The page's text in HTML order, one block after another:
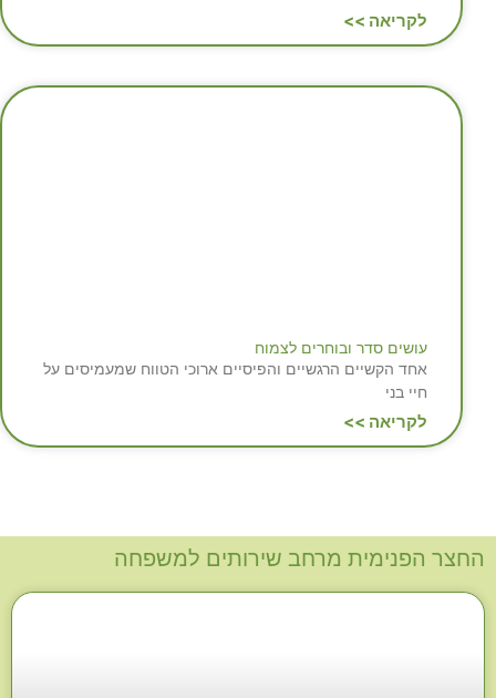
לקריאה >>
עושים סדר ובוחרים לצמוח
אחד הקשיים הרגשיים והפיסיים ארוכי הטווח שמעמיסים על
חיי בני
לקריאה >>
החצר הפנימית מרחב שירותים למשפחה